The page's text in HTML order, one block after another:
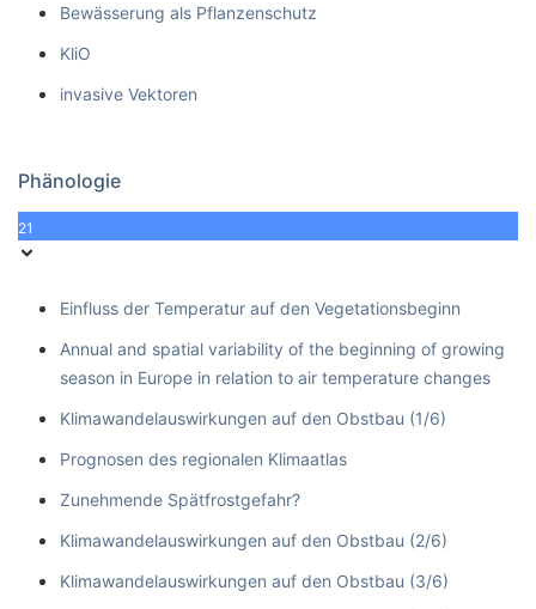
Bewässerung als Pflanzenschutz
KliO
invasive Vektoren
Phänologie
21
Einfluss der Temperatur auf den Vegetationsbeginn
Annual and spatial variability of the beginning of growing
season in Europe in relation to air temperature changes
Klimawandelauswirkungen auf den Obstbau (1/6)
Prognosen des regionalen Klimaatlas
Zunehmende Spätfrostgefahr?
Klimawandelauswirkungen auf den Obstbau (2/6)
Klimawandelauswirkungen auf den Obstbau (3/6)